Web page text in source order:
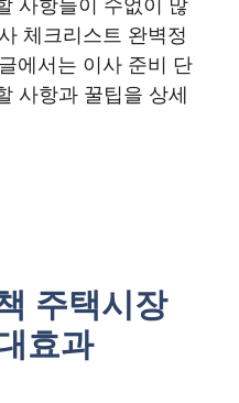
체크리스트 완벽정
에서는 이사 준비 단
사항과 꿀팁을 상세
주택시장
효과